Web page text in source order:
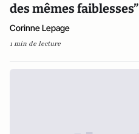
des mêmes faiblesses”
Corinne Lepage
1 min de lecture